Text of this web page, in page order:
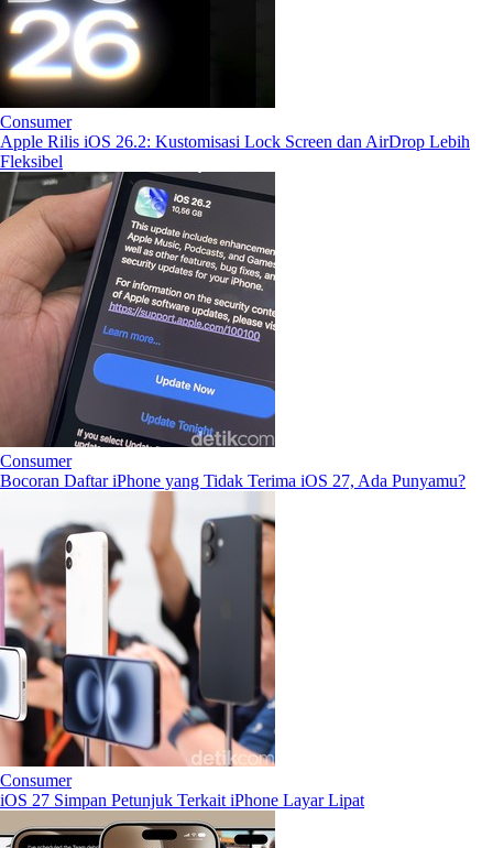
Consumer
Apple Rilis iOS 26.2: Kustomisasi Lock Screen dan AirDrop Lebih
Fleksibel
Consumer
Bocoran Daftar iPhone yang Tidak Terima iOS 27, Ada Punyamu?
Consumer
iOS 27 Simpan Petunjuk Terkait iPhone Layar Lipat